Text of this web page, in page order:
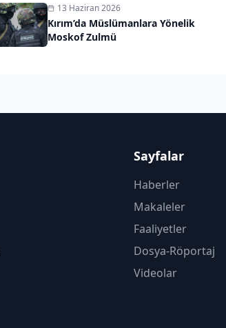
13 Haziran 2026
Kırım’da Müslümanlara Yönelik
Moskof Zulmü
Sayfalar
Haberler
Makaleler
Faaliyetler
Dosya-Röportaj
Videolar